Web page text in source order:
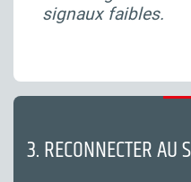
signaux faibles.
3. RECONNECTER AU